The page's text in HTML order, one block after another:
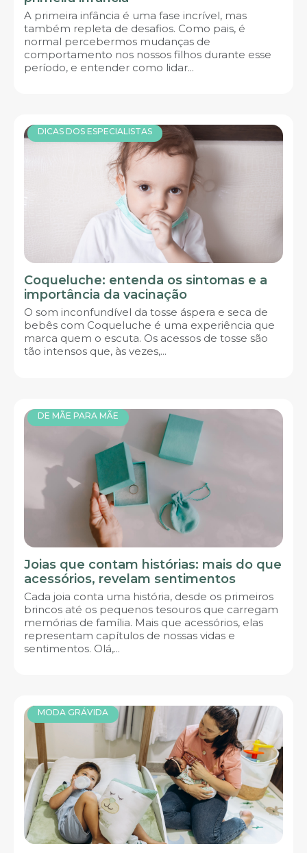
A primeira infância é uma fase incrível, mas
também repleta de desafios. Como pais, é
normal percebermos mudanças de
comportamento nos nossos filhos durante esse
período, e entender como lidar...
DICAS DOS ESPECIALISTAS
Coqueluche: entenda os sintomas e a
importância da vacinação
O som inconfundível da tosse áspera e seca de
bebês com Coqueluche é uma experiência que
marca quem o escuta. Os acessos de tosse são
tão intensos que, às vezes,...
DE MÃE PARA MÃE
Joias que contam histórias: mais do que
acessórios, revelam sentimentos
Cada joia conta uma história, desde os primeiros
brincos até os pequenos tesouros que carregam
memórias de família. Mais que acessórios, elas
representam capítulos de nossas vidas e
sentimentos. Olá,...
MODA GRÁVIDA